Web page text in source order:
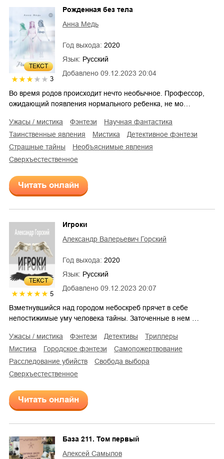
ТЕКСТ
3
Добавлено 09.12.2023 20:04
Рожденная без тела
Анна Медь
Год выхода: 2020
Язык: Русский
Во время родов происходит нечто необычное. Профессор,
ожидающий появления нормального ребенка, не мо…
ужасы / мистика фэнтези
научная фантастика
таинственные явления
мистика
детективное фэнтези
страшные тайны
необъяснимые явления
сверхъестественное
Читать онлайн
ТЕКСТ
5
Добавлено 09.12.2023 20:07
Игроки
Александр Валерьевич Горский
Год выхода: 2020
Язык: Русский
Взметнувшийся над городом небоскреб прячет в себе
непостижимые уму человека тайны. Заточенные в нем …
ужасы / мистика фэнтези детективы
триллеры
мистика
городское фэнтези
самопожертвование
расследование убийств
свобода выбора
сверхъестественное
Читать онлайн
База 211. Том первый
Алексей Самылов